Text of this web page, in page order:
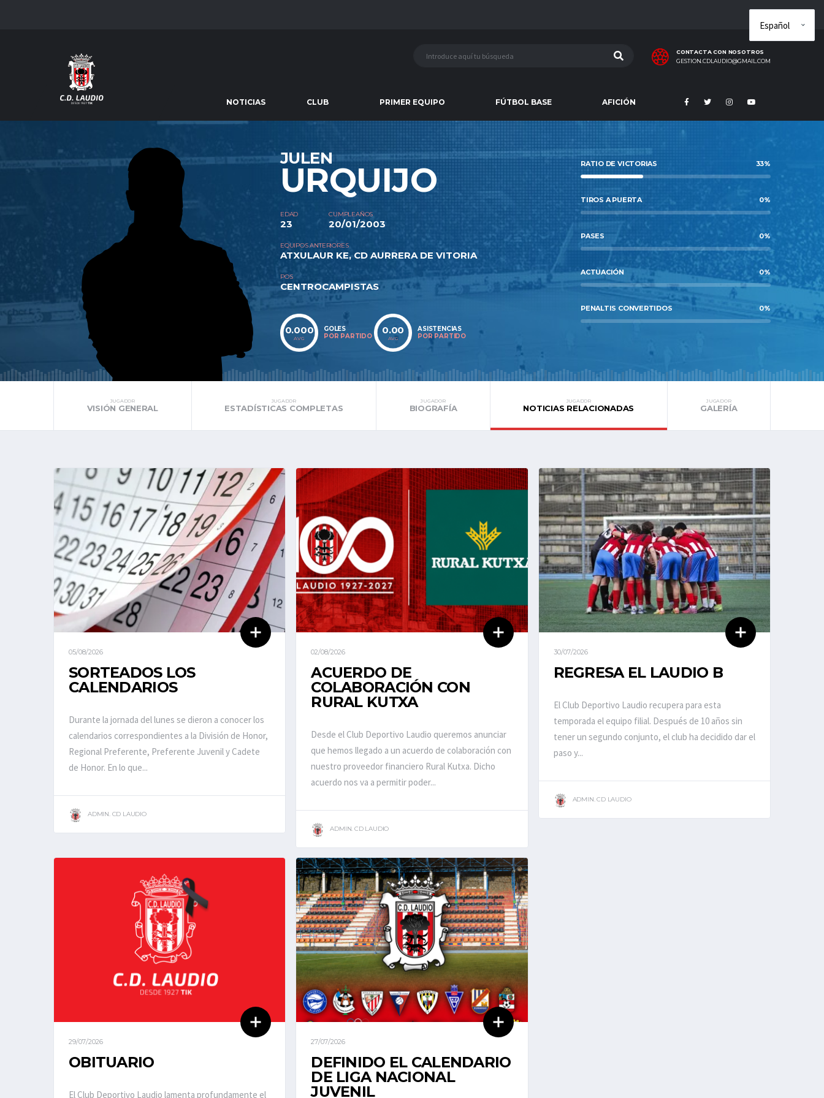
CONTACTA CON NOSOTROS
GESTION.CDLAUDIO@GMAIL.COM
NOTICIAS CLUB PRIMER EQUIPO FÚTBOL BASE AFICIÓN
JULEN
URQUIJO
EDAD
23
CUMPLEAÑOS
20/01/2003
EQUIPOS ANTERIORES
ATXULAUR KE,CD AURRERA DE VITORIA
POS
CENTROCAMPISTAS
0.000
AVG
GOLES
POR PARTIDO
0.00
AVG
ASISTENCIAS
POR PARTIDO
RATIO DE VICTORIAS 33%
TIROS A PUERTA 0%
PASES 0%
ACTUACIÓN 0%
PENALTIS CONVERTIDOS 0%
JUGADOR
VISIÓN GENERAL
JUGADOR
ESTADÍSTICAS COMPLETAS
JUGADOR
BIOGRAFÍA
JUGADOR
NOTICIAS RELACIONADAS
JUGADOR
GALERÍA
05/08/2026
SORTEADOS LOS
CALENDARIOS
Durante la jornada del lunes se dieron a conocer los
calendarios correspondientes a la División de Honor,
Regional Preferente, Preferente Juvenil y Cadete
de Honor. En lo que...
ADMIN. CD LAUDIO
02/08/2026
ACUERDO DE
COLABORACIÓN CON
RURAL KUTXA
Desde el Club Deportivo Laudio queremos anunciar
que hemos llegado a un acuerdo de colaboración con
nuestro proveedor financiero Rural Kutxa. Dicho
acuerdo nos va a permitir poder...
ADMIN. CD LAUDIO
30/07/2026
REGRESA EL LAUDIO B
El Club Deportivo Laudio recupera para esta
temporada el equipo filial. Después de 10 años sin
tener un segundo conjunto, el club ha decidido dar el
paso y...
ADMIN. CD LAUDIO
29/07/2026
OBITUARIO
El Club Deportivo Laudio lamenta profundamente el
27/07/2026
DEFINIDO EL CALENDARIO
DE LIGA NACIONAL
JUVENIL